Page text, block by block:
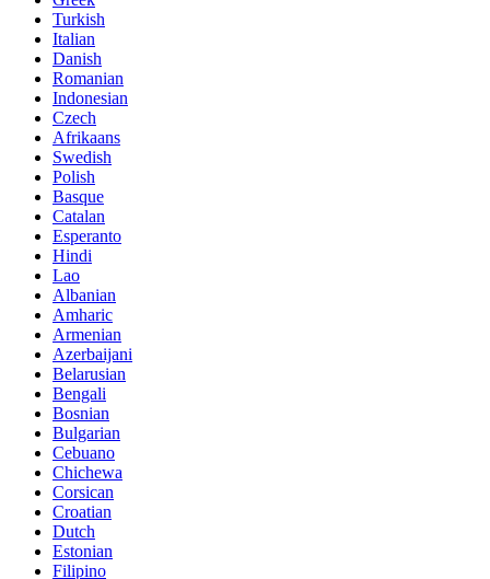
Turkish
Italian
Danish
Romanian
Indonesian
Czech
Afrikaans
Swedish
Polish
Basque
Catalan
Esperanto
Hindi
Lao
Albanian
Amharic
Armenian
Azerbaijani
Belarusian
Bengali
Bosnian
Bulgarian
Cebuano
Chichewa
Corsican
Croatian
Dutch
Estonian
Filipino